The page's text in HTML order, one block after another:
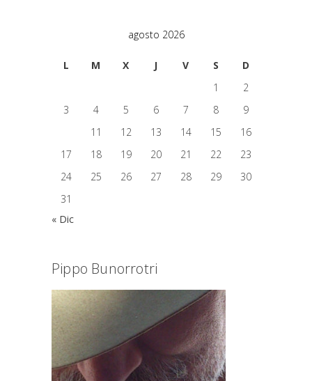
agosto 2026
L M X J V S
D
1
2
3
4 5 6 7 8
9
11 12 13 14 15
16
17
18 19 20 21 22
23
24
25 26 27 28 29
30
31
« Dic
Pippo Bunorrotri